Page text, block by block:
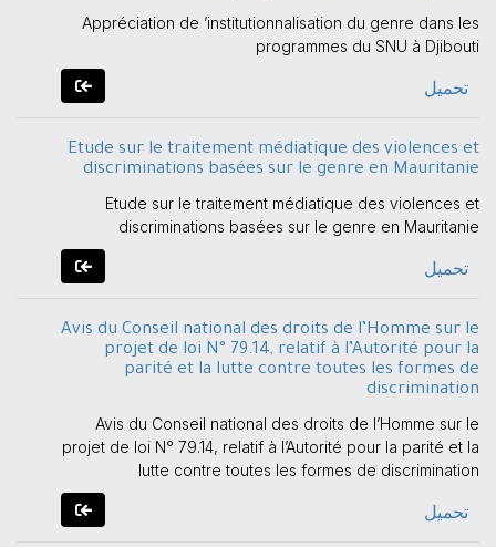
Appréciation de ’institutionnalisation du genre dans les
programmes du SNU à Djibouti
تحميل
Etude sur le traitement médiatique des violences et
discriminations basées sur le genre en Mauritanie
Etude sur le traitement médiatique des violences et
discriminations basées sur le genre en Mauritanie
تحميل
Avis du Conseil national des droits de l’Homme sur le
projet de loi N° 79.14, relatif à l’Autorité pour la
parité et la lutte contre toutes les formes de
discrimination
Avis du Conseil national des droits de l’Homme sur le
projet de loi N° 79.14, relatif à l’Autorité pour la parité et la
lutte contre toutes les formes de discrimination
تحميل